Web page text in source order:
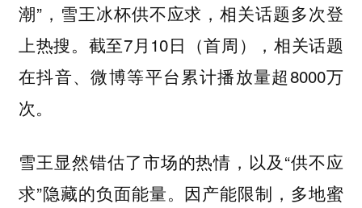
潮”，雪王冰杯供不应求，相关话题多次登
上热搜。截至7月10日（首周），相关话题
在抖音、微博等平台累计播放量超8000万
次。
雪王显然错估了市场的热情，以及“供不应
求”隐藏的负面能量。因产能限制，多地蜜